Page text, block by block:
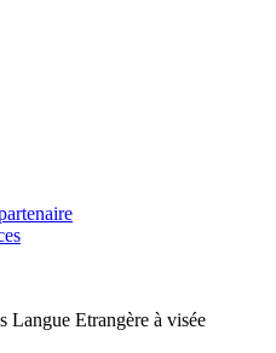
Langue Etrangère à visée